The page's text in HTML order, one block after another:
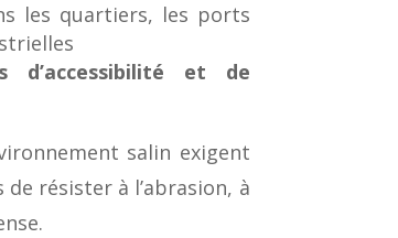
les quartiers, les ports
d’accessibilité et de
salin exigent
résister à l’abrasion, à